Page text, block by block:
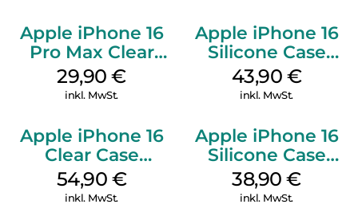
Apple iPhone 16
Pro Max Clear
Case MagSafe
Transparent
29,90€
inkl. MwSt.
Apple iPhone 16
Silicone Case
MagSafe Plum
43,90 €
inkl. MwSt.
Apple iPhone 16
Clear Case
MagSafe
Transparent
54,90 €
inkl. MwSt.
Apple iPhone 16
Silicone Case
MagSafe
Ultramarine
38,90€
inkl. MwSt.